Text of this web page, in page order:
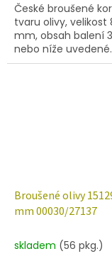
České broušené
tvaru olivy, velikost
mm, obsah balení
nebo níže
koralin s dekorem
Broušené olivy
mm 00030/27137
skladem (56 pkg.)